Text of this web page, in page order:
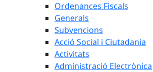
Ordenances Fiscals
Generals
Subvencions
Acció Social i Ciutadania
Activitats
Administració Electrònica